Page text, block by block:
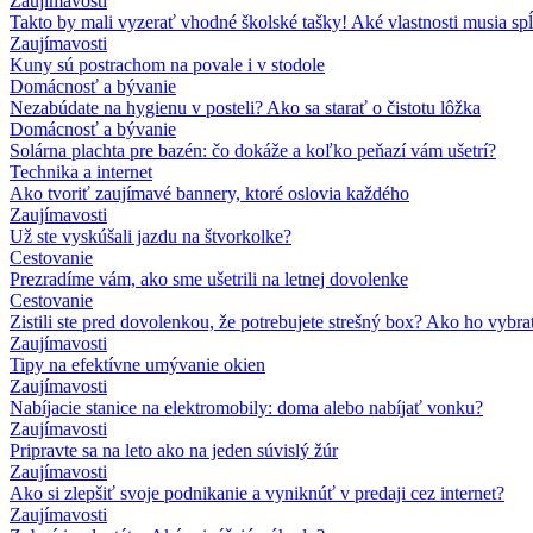
Takto by mali vyzerať vhodné školské tašky! Aké vlastnosti musia
Zaujímavosti
Kuny sú postrachom na povale i v stodole
Domácnosť a bývanie
Nezabúdate na hygienu v posteli? Ako sa starať o čistotu lôžka
Domácnosť a bývanie
Solárna plachta pre bazén: čo dokáže a koľko peňazí vám ušetrí?
Technika a internet
Ako tvoriť zaujímavé bannery, ktoré oslovia každého
Zaujímavosti
Už ste vyskúšali jazdu na štvorkolke?
Cestovanie
Prezradíme vám, ako sme ušetrili na letnej dovolenke
Cestovanie
Zistili ste pred dovolenkou, že potrebujete strešný box? Ako ho
Zaujímavosti
Tipy na efektívne umývanie okien
Zaujímavosti
Nabíjacie stanice na elektromobily: doma alebo nabíjať vonku?
Zaujímavosti
Pripravte sa na leto ako na jeden súvislý žúr
Zaujímavosti
Ako si zlepšiť svoje podnikanie a vyniknúť v predaji cez internet?
Zaujímavosti